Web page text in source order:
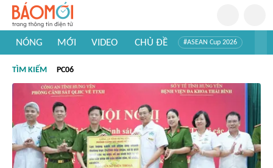
NÓNG MỚI VIDEO CHỦ ĐỀ #ASEAN Cup 2026
#Khám phá thế giới
TÌM KIẾM PC06